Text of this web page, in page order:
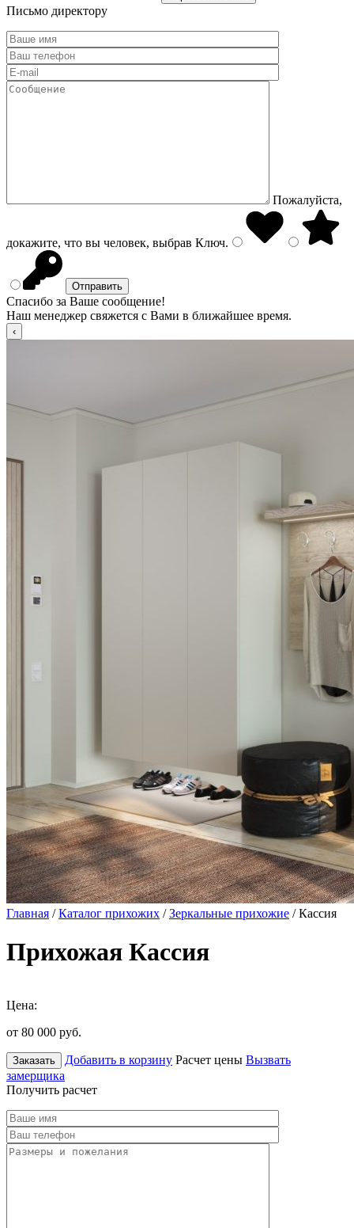
Письмо директору
Пожалуйста,
докажите, что вы человек, выбрав Ключ.
Спасибо за Ваше сообщение!
Наш менеджер свяжется с Вами в ближайшее время.
Главная /Каталог прихожих /Зеркальные прихожие / Кассия
Прихожая Кассия
Цена:
от 80 000 руб.
Заказать Добавить в корзину Расчет цены Вызвать
замерщика
Получить расчет